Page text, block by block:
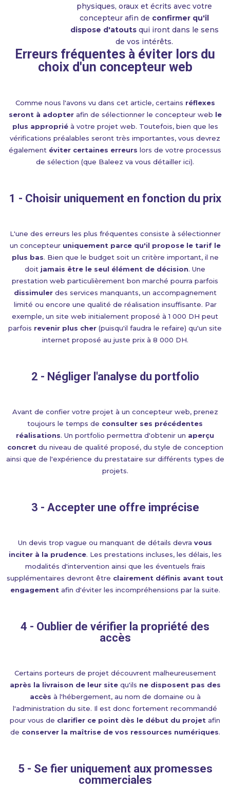
physiques, oraux et écrits avec votre
concepteur afin de confirmer qu'il
dispose d'atoutsqui iront dans le sens
de vos intérêts.
Erreurs fréquentes à éviter lors du
choix d'un concepteur web
Comme nous l'avons vu dans cet article, certains réflexes
seront à adopterafin de sélectionner le concepteur web le
plus appropriéà votre projet web. Toutefois, bien que les
vérifications préalables seront très importantes, vous devrez
également éviter certaines erreurs lors de votre processus
de sélection (que Baleez va vous détailler ici).
1 - Choisir uniquement en fonction du prix
L'une des erreurs les plus fréquentes consiste à sélectionner
un concepteur uniquement parce qu'il propose le tarif le
plus bas. Bien que le budget soit un critère important, il ne
doit jamais être le seul élément de décision. Une
prestation web particulièrement bon marché pourra parfois
dissimulerdes services manquants, un accompagnement
limité ou encore une qualité de réalisation insuffisante. Par
exemple, un site web initialement proposé à 1 000 DH peut
parfois revenir plus cher (puisqu'il faudra le refaire) qu'un site
internet proposé au juste prix à 8 000 DH.
2 - Négliger l'analyse du portfolio
Avant de confier votre projet à un concepteur web, prenez
toujours le temps de consulter ses précédentes
réalisations. Un portfolio permettra d'obtenir un aperçu
concret du niveau de qualité proposé, du style de conception
ainsi que de l'expérience du prestataire sur différents types de
projets.
3 - Accepter une offre imprécise
Un devis trop vague ou manquant de détails devra vous
inciter à la prudence. Les prestations incluses, les délais, les
modalités d'intervention ainsi que les éventuels frais
supplémentaires devront être clairement définis avant tout
engagement afin d'éviter les incompréhensions par la suite.
4 - Oublier de vérifier la propriété des
accès
Certains porteurs de projet découvrent malheureusement
après la livraison de leur sitequ'ils ne disposent pas des
accès à l'hébergement, au nom de domaine ou à
l'administration du site. Il est donc fortement recommandé
pour vous de clarifier ce point dès le début du projet afin
de conserver la maîtrise de vos ressources numériques.
5 - Se fier uniquement aux promesses
commerciales